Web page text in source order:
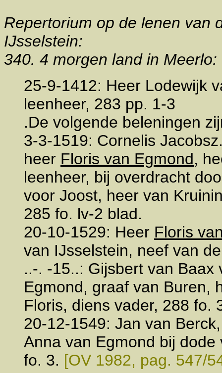
Repertorium op de lenen van
IJsselstein:
340. 4 morgen land in Meerlo:
25-9-1412: Heer Lodewijk
leenheer, 283 pp. 1-3
.De volgende beleningen
3-3-1519: Cornelis
heer Floris van Egmond,
leenheer, bij overdracht
voor Joost, heer van
285 fo. lv-2 blad.
20-10-1529: Heer Floris
van IJsselstein, neef van
..-. -15..: Gijsbert van
Egmond, graaf van Buren,
Floris, diens vader, 288 fo.
20-12-1549: Jan van
Anna van Egmond bij
fo. 3. [OV 1982, pag. 547/